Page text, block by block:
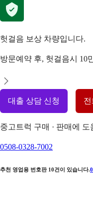
헛걸음 보상 차량입니다.
방문예약 후, 헛걸음시 10
대출 상담 신청
중고트럭 구매 · 판매에
0508-0328-7002
추천 영업용 번호판 10건이 있습니다.